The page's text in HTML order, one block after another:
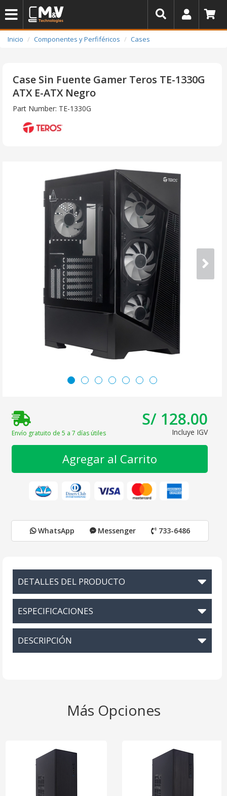
Inicio Componentes y Perfiféricos Cases
Case Sin Fuente Gamer Teros TE-1330G
ATX E-ATX Negro
Part Number: TE-1330G
Envío gratuito de 5 a 7 días útiles
S/ 128.00
Incluye IGV
Agregar al Carrito
WhatsApp Messenger 733-6486
DETALLES DEL PRODUCTO
ESPECIFICACIONES
DESCRIPCIÓN
Más Opciones